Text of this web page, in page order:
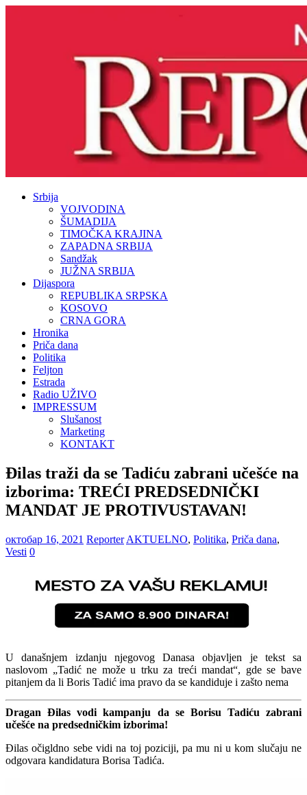
Srbija
VOJVODINA
ŠUMADIJA
TIMOČKA KRAJINA
ZAPADNA SRBIJA
Sandžak
JUŽNA SRBIJA
Dijaspora
REPUBLIKA SRPSKA
KOSOVO
CRNA GORA
Hronika
Priča dana
Politika
Feljton
Estrada
Radio UŽIVO
IMPRESSUM
Slušanost
Marketing
KONTAKT
Đilas traži da se Tadiću zabrani učešće na
izborima: TREĆI PREDSEDNIČKI
MANDAT JE PROTIVUSTAVAN!
октобар 16, 2021 Reporter AKTUELNO, Politika, Priča dana,
Vesti 0
U današnjem izdanju njegovog Danasa objavljen je tekst sa
naslovom „Tadić ne može u trku za treći mandat“, gde se bave
pitanjem da li Boris Tadić ima pravo da se kandiduje i zašto nema
Dragan Đilas vodi kampanju da se Borisu Tadiću zabrani
učešće na predsedničkim izborima!
Đilas očigldno sebe vidi na toj poziciji, pa mu ni u kom slučaju ne
odgovara kandidatura Borisa Tadića.